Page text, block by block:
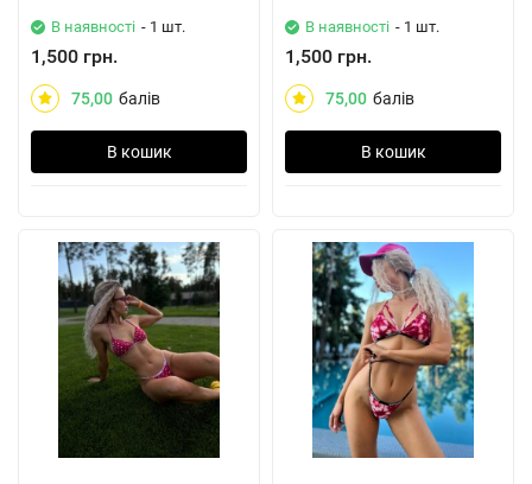
В наявності - 1 шт.
1,500 грн.
75,00 балів
В кошик
В наявності - 1 шт.
1,500 грн.
75,00 балів
В кошик